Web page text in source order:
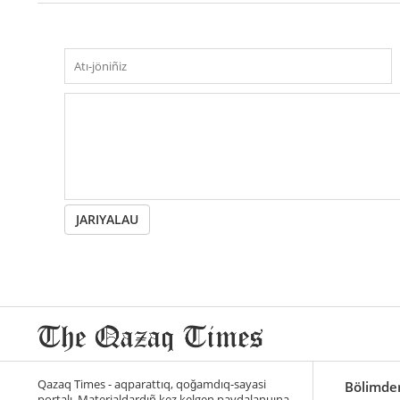
JARIYALAU
Qazaq Times - aqparattıq, qoğamdıq-sayasi